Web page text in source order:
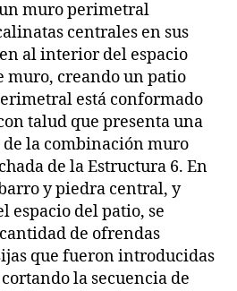
muro perimetral
centrales en sus
al interior del espacio
muro, creando un patio
está conformado
talud que presenta una
de la combinación muro
de la Estructura 6. En
y piedra central, y
espacio del patio, se
de ofrendas
que fueron introducidas
la secuencia de